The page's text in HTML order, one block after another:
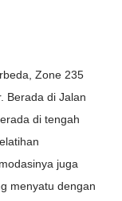
Zone 235
Berada di Jalan
di tengah
juga
menyatu dengan